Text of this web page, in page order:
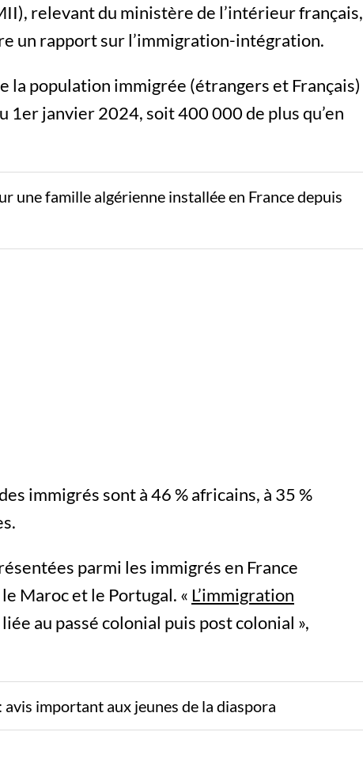
relevant du ministère de l’intérieur français,
un rapport sur l’immigration-intégration.
la population immigrée (étrangers et Français)
1er janvier 2024, soit 400 000 de plus qu’en
une famille algérienne installée en France depuis
immigrés sont à 46 % africains, à 35 %
parmi les immigrés en France
Maroc et le Portugal. « L’immigration
au passé colonial puis post colonial »,
avis important aux jeunes de la diaspora